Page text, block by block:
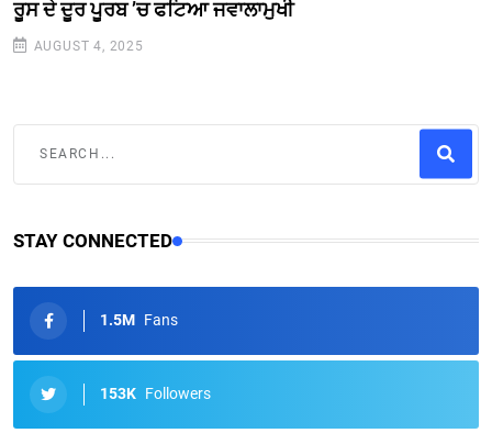
ਰੂਸ ਦੇ ਦੂਰ ਪੂਰਬ ’ਚ ਫਟਿਆ ਜਵਾਲਾਮੁਖੀ
AUGUST 4, 2025
STAY CONNECTED
1.5M Fans
153K Followers